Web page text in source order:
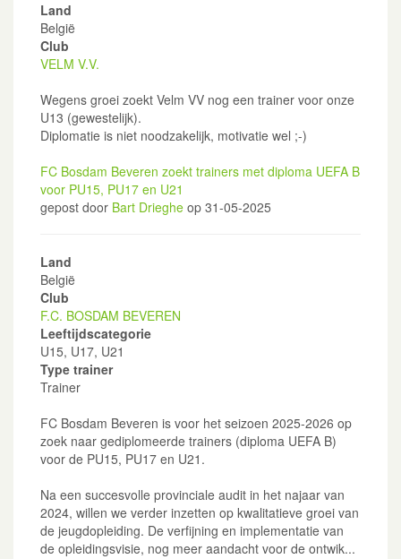
Land
België
Club
VELM V.V.
Wegens groei zoekt Velm VV nog een trainer voor onze
U13 (gewestelijk).
Diplomatie is niet noodzakelijk, motivatie wel ;-)
FC Bosdam Beveren zoekt trainers met diploma UEFA B
voor PU15, PU17 en U21
gepost door Bart Drieghe op 31-05-2025
Land
België
Club
F.C. BOSDAM BEVEREN
Leeftijdscategorie
U15, U17, U21
Type trainer
Trainer
FC Bosdam Beveren is voor het seizoen 2025-2026 op
zoek naar gediplomeerde trainers (diploma UEFA B)
voor de PU15, PU17 en U21.
Na een succesvolle provinciale audit in het najaar van
2024, willen we verder inzetten op kwalitatieve groei van
de jeugdopleiding. De verfijning en implementatie van
de opleidingsvisie, nog meer aandacht voor de ontwik...